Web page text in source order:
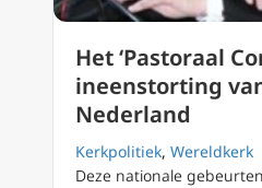
Het ‘Pastoraal
ineenstorting
Nederland
Kerkpolitiek, Wereldkerk
Deze nationale